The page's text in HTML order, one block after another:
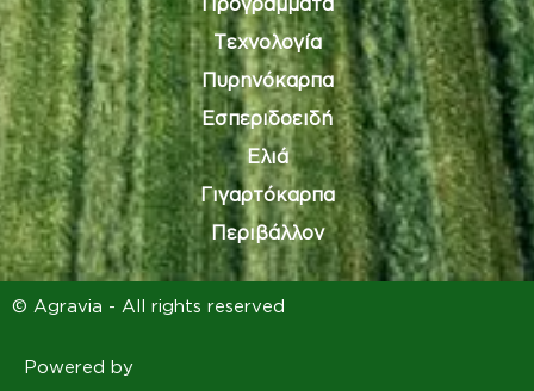
Τεχνολογία
Πυρηνόκαρπα
Εσπεριδοειδή
Ελιά
Γιγαρτόκαρπα
Περιβάλλον
© Agravia - All rights reserved
Powered by